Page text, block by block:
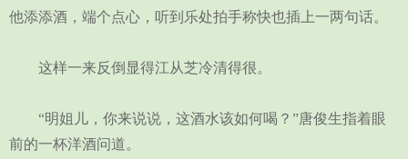
他添添酒，端个点心，听到乐处拍手称快也插上一两句话。
这样一来反倒显得江从芝冷清得很。
“明姐儿，你来说说，这酒水该如何喝？”唐俊生指着眼
前的一杯洋酒问道。